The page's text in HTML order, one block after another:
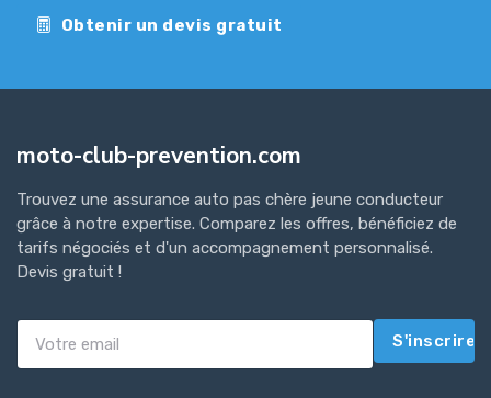
Obtenir un devis gratuit
moto-club-prevention.com
Trouvez une assurance auto pas chère jeune conducteur
grâce à notre expertise. Comparez les offres, bénéficiez de
tarifs négociés et d'un accompagnement personnalisé.
Devis gratuit !
S'inscrire